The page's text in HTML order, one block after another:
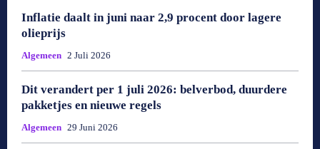
Inflatie daalt in juni naar 2,9 procent door lagere
olieprijs
Algemeen 2 Juli 2026
Dit verandert per 1 juli 2026: belverbod, duurdere
pakketjes en nieuwe regels
Algemeen 29 Juni 2026